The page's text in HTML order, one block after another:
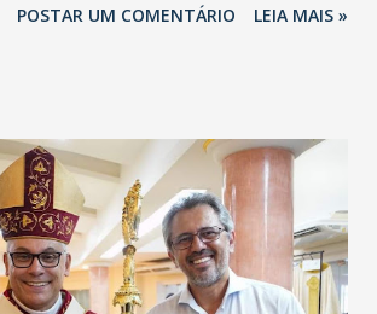
para todas e todos os cearenses.
POSTAR UM COMENTÁRIO LEIA MAIS »